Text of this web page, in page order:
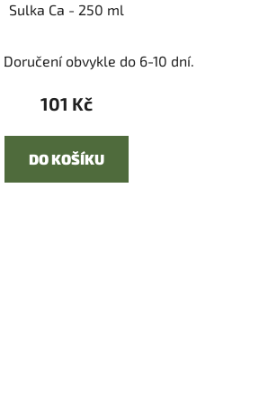
Sulka Ca - 250 ml
Doručení obvykle do 6-10 dní.
101 Kč
DO KOŠÍKU